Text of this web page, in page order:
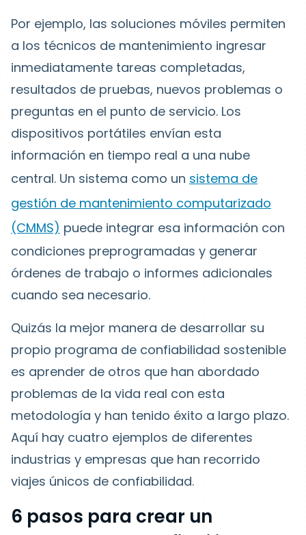
Por ejemplo, las soluciones móviles permiten
a los técnicos de mantenimiento ingresar
inmediatamente tareas completadas,
resultados de pruebas, nuevos problemas o
preguntas en el punto de servicio. Los
dispositivos portátiles envían esta
información en tiempo real a una nube
central. Un sistema como un sistema de
gestión de mantenimiento computarizado
(CMMS) puede integrar esa información con
condiciones preprogramadas y generar
órdenes de trabajo o informes adicionales
cuando sea necesario.
Quizás la mejor manera de desarrollar su
propio programa de confiabilidad sostenible
es aprender de otros que han abordado
problemas de la vida real con esta
metodología y han tenido éxito a largo plazo.
Aquí hay cuatro ejemplos de diferentes
industrias y empresas que han recorrido
viajes únicos de confiabilidad.
6 pasos para crear un